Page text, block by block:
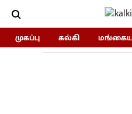
முகப்பு கல்கி